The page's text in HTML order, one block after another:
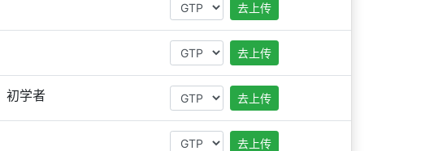
去上传
去上传
初学者 去上传
去上传